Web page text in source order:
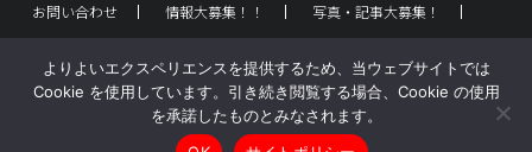
お問い合わせ 情報大募集！！
写真・記事大募集！
企業情報
創刊のご挨拶 サイトポリシー
Copyright © ジュニアアスリート静岡 All rights reserved.
よりよいエクスペリエンスを提供するため、当ウェブサイトでは
Cookie を使用しています。引き続き閲覧する場合、Cookie の使用
を承諾したものとみなされます。